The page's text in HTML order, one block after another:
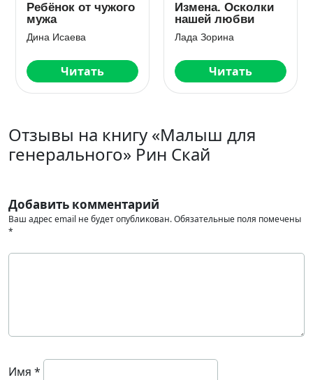
Ребёнок от чужого
мужа
Дина Исаева
Читать
Измена. Осколки
нашей любви
Лада Зорина
Читать
Отзывы на книгу «Малыш для
генерального» Рин Скай
Добавить комментарий
Ваш адрес email не будет опубликован.Обязательные поля помечены
*
Имя *